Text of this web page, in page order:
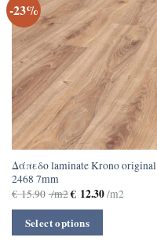
-23%
Δάπεδο laminate Krono original
2468 7mm
€15.90 /m2€12.30/m2
Select options